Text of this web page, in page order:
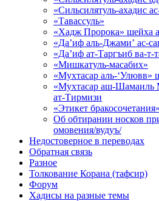
«Сильсилятуль-ахадис
«Тавассуль»
«Хадж Пророка» шейха
«Да’иф аль-Джами’ ас-
«Да’иф ат-Таргъиб ва-
«Мишкатуль-масабих»
«Мухтасар аль-‘Улювв»
«Мухтасар аш-Шамаиль
ат-Тирмизи
«Этикет
Об обтирании носков
омовения/вудуъ/
Недостоверное в переводах
Обратная связь
Разное
Толкование Корана (тафсир)
Форум
Хадисы на разные темы